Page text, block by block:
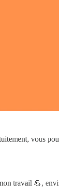
vous
travail 💪,